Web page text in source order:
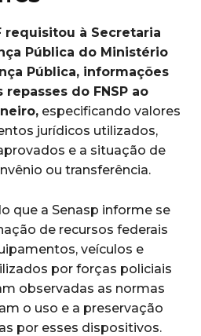
requisitou à Secretaria
Pública do Ministério
Pública, informações
do FNSP ao
especificando valores
jurídicos utilizados,
e a situação de
ou transferência.
que a Senasp informe se
de recursos federais
veículos e
por forças policiais
observadas as normas
o uso e a preservação
por esses dispositivos.